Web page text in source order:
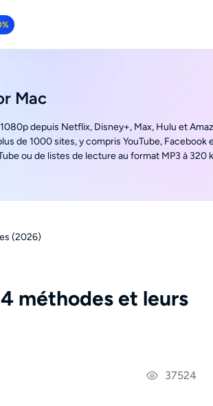
gratuitement.
Mac
depuis Netflix, Disney+, Max, Hulu et
de 1000 sites, y compris YouTube, Facebook
ou de listes de lecture au format MP3 à 320
(2026)
méthodes et leurs
37524